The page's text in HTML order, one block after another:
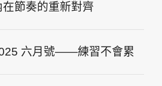
在節奏的重新對齊
六月號——練習不會累